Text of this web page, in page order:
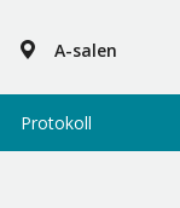
A-salen
Protokoll